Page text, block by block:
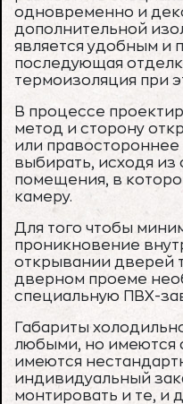
одновременно и
дополнительной
является удобным и
последующая
термоизоляция при
В процессе
метод и сторону
или правостороннее
выбирать, исходя из
помещения, в
камеру.
Для того чтобы
проникновение
открывании дверей
дверном проеме
специальную ПВХ-
Габариты
любыми, но имеются
имеются
индивидуальный
монтировать и те, и